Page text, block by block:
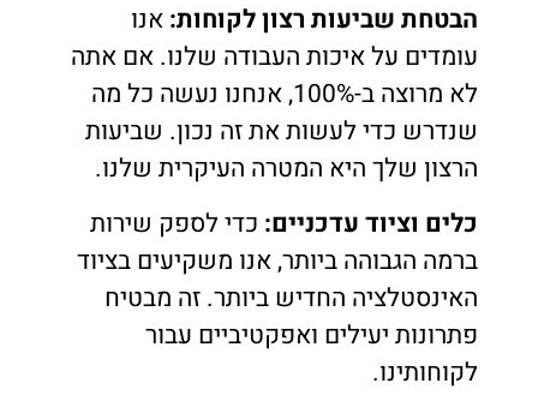
הבטחת שביעות רצון לקוחות:אנו
עומדים על איכות העבודה שלנו. אם אתה
לא מרוצה ב-100%, אנחנו נעשה כל מה
שנדרש כדי לעשות את זה נכון. שביעות
הרצון שלך היא המטרה העיקרית שלנו.
כלים וציוד עדכניים: כדי לספק שירות
ברמה הגבוהה ביותר, אנו משקיעים בציוד
האינסטלציה החדיש ביותר. זה מבטיח
פתרונות יעילים ואפקטיביים עבור
לקוחותינו.